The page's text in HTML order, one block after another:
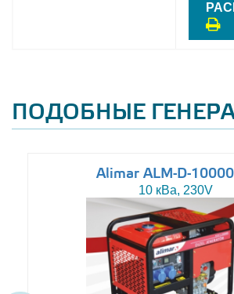
ПОДОБНЫЕ
Alimar ALM-D-
10 кВа, 230V